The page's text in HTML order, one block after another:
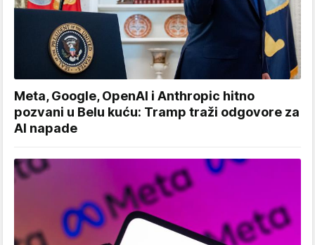
Meta, Google, OpenAI i Anthropic hitno
pozvani u Belu kuću: Tramp traži odgovore za
AI napade